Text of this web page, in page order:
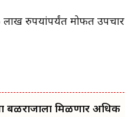
लाख रुपयांपर्यंत मोफत उपचार
बळीराजाला मिळणार अधिक